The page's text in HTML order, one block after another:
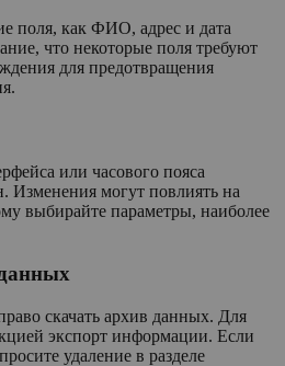
поля, как ФИО, адрес и дата
что некоторые поля требуют
для предотвращения
или часового пояса
Изменения могут повлиять на
выбирайте параметры, наиболее
скачать архив данных. Для
экспорт информации. Если
удаление в разделе